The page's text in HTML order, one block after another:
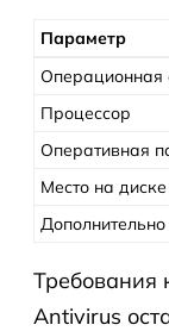
Параметр
Операционная
Процессор
Оперативная
Место на диске
Дополнительно
Требования
Antivirus